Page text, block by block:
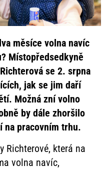
měsíce volna navíc
Místopředsedkyně
se 2. srpna
jak se jim daří
Možná zní volno
by dále zhoršilo
na pracovním trhu.
Richterové, která na
volna navíc,